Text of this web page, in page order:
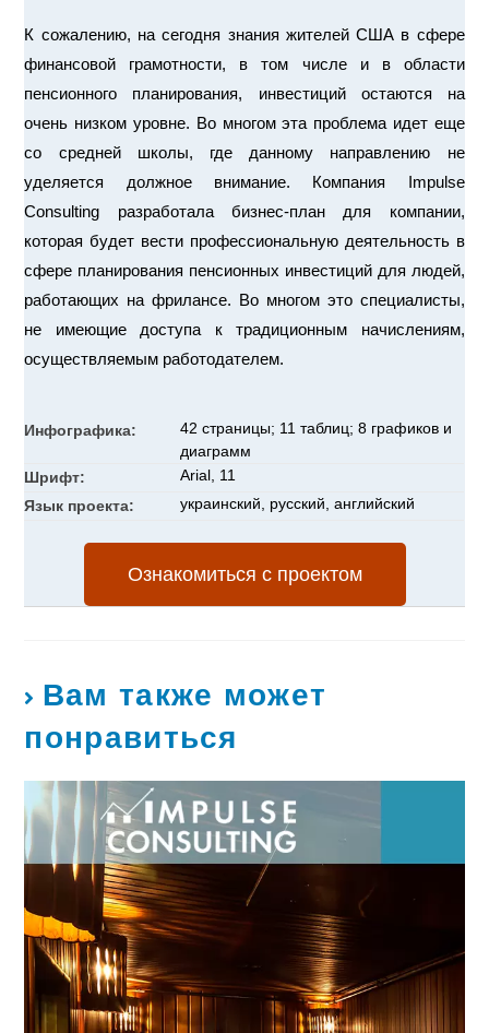
К сожалению, на сегодня знания жителей США в сфере
финансовой грамотности, в том числе и в области
пенсионного планирования, инвестиций остаются на
очень низком уровне. Во многом эта проблема идет еще
со средней школы, где данному направлению не
уделяется должное внимание. Компания Impulse
Consulting разработала бизнес-план для компании,
которая будет вести профессиональную деятельность в
сфере планирования пенсионных инвестиций для людей,
работающих на фрилансе. Во многом это специалисты,
не имеющие доступа к традиционным начислениям,
осуществляемым работодателем.
Инфографика:
42 страницы; 11 таблиц; 8 графиков и
диаграмм
Шрифт:
Arial, 11
Язык проекта:
украинский, русский, английский
Ознакомиться с проектом
Вам также может
понравиться